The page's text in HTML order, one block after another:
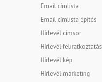
Email címlista
Email címlista építés
Hírlevél címsor
Hírlevél feliratkoztatás
Hírlevél kép
Hírlevél marketing